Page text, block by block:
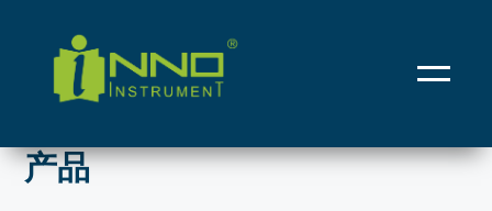
Home/Products & Solutions / 产品
产品